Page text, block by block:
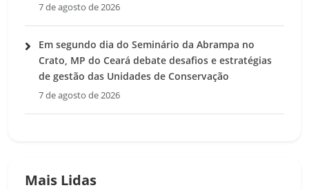
7 de agosto de 2026
Em segundo dia do Seminário da Abrampa no
Crato, MP do Ceará debate desafios e estratégias
de gestão das Unidades de Conservação
7 de agosto de 2026
Mais Lidas